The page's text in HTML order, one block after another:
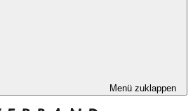
Menü zuklappen